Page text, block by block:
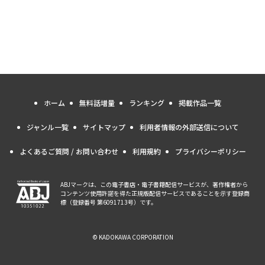
ホーム 無料話増量 ランキング 掲載作品一覧
ジャンル一覧 サイトマップ 利用者情報の外部送信について
よくあるご質問 / お問い合わせ 利用規約 プライバシーポリシー
ABJマークは、この電子書店・電子書籍配信サービスが、著作権者から
コンテンツ使用許諾を得た正規版配信サービスであることを示す登録商
標（登録番号 第6091713号）です。
© KADOKAWA CORPORATION